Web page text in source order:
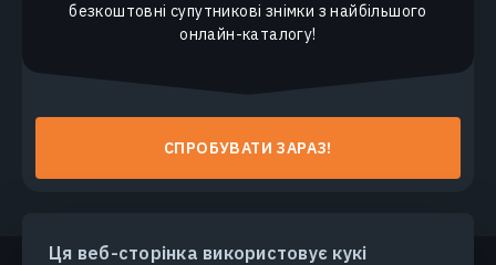
Ця веб-сторінка використовує кукі
безкоштовні супутникові знімки з найбільшого
онлайн-каталогу!
СПРОБУВАТИ ЗАРАЗ!